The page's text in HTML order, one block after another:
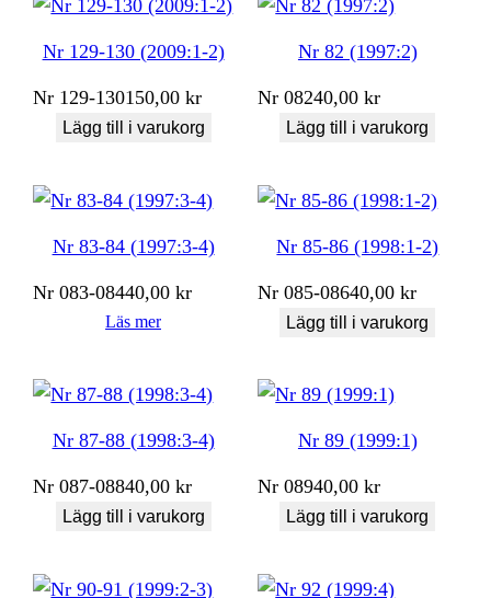
Nr 129-130 (2009:1-2)
Nr 129-130150,00kr
Lägg till i varukorg
Nr 82 (1997:2)
Nr 08240,00kr
Lägg till i varukorg
Nr 83-84 (1997:3-4)
Nr 083-08440,00kr
Läs mer
Nr 85-86 (1998:1-2)
Nr 085-08640,00kr
Lägg till i varukorg
Nr 87-88 (1998:3-4)
Nr 087-08840,00kr
Lägg till i varukorg
Nr 89 (1999:1)
Nr 08940,00kr
Lägg till i varukorg